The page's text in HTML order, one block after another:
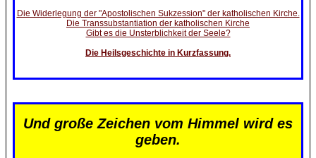
Die Widerlegung der "Apostolischen Sukzession" der katholischen Kirche.
Die Transsubstantiation der katholischen Kirche
Gibt es die Unsterblichkeit der Seele?
Die Heilsgeschichte in Kurzfassung.
Und große Zeichen vom Himmel wird es
geben.